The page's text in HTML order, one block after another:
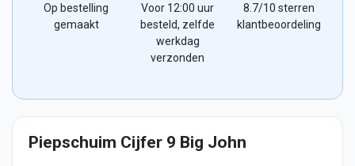
Op bestelling
gemaakt
Voor 12:00 uur
besteld, zelfde
werkdag
verzonden
8.7/10 sterren
klantbeoordeling
Piepschuim Cijfer 9 Big John